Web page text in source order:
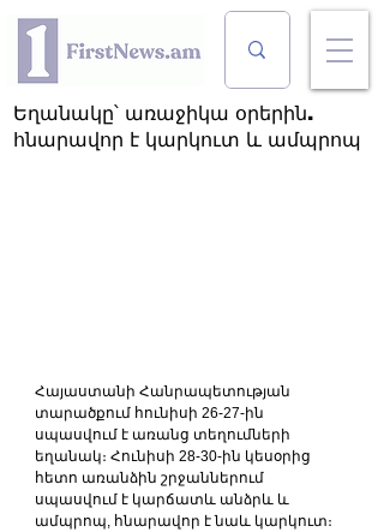
Եղանակը՝ առաջիկա օրերին.
հնարավոր է կարկուտ և ամպրոպ
Հայաստանի Հանրապետության
տարածքում հունիսի 26-27-ին
սպասվում է առանց տեղումների
եղանակ։ Հունիսի 28-30-ին կեսօրից
հետո առանձին շրջաններում
սպասվում է կարճատև անձրև և
ամպրոպ, հնարավոր է նաև կարկուտ։